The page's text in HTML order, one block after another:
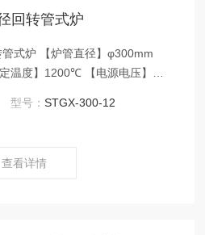
回转管式炉
管式炉 【炉管直径】φ300mm
科研院所、工厂企业等行业实
于金属材料、陶瓷材料、纳米
型号：STGX-300-12
查看详情